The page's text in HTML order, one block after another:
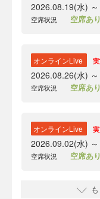
2026.08.19(水)
空席状況 空席あり
オンラインLive
2026.08.26(水)
空席状況 空席あり
オンラインLive
2026.09.02(水)
空席状況 空席あり